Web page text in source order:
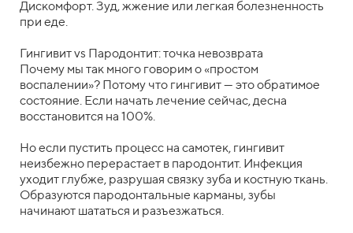
Дискомфорт. Зуд, жжение или легкая болезненность
при еде.
Гингивит vs Пародонтит: точка невозврата
Почему мы так много говорим о «простом
воспалении»? Потому что гингивит — это обратимое
состояние. Если начать лечение сейчас, десна
восстановится на 100%.
Но если пустить процесс на самотек, гингивит
неизбежно перерастает в пародонтит. Инфекция
уходит глубже, разрушая связку зуба и костную ткань.
Образуются пародонтальные карманы, зубы
начинают шататься и разъезжаться.